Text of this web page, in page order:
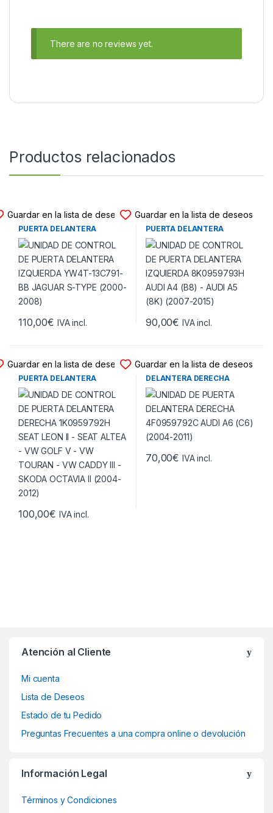
There are no reviews yet.
Productos relacionados
Guardar en la lista de deseos
UNIDAD DE CONTROL DE
PUERTA DELANTERA
IZQUIERDA YW4T-13C791-BB
JAGUAR S-TYPE (2000-
2008)
110,00€ IVA incl.
Guardar en la lista de deseos
UNIDAD DE CONTROL DE
PUERTA DELANTERA
IZQUIERDA 8K0959793H
AUDI A4 (B8) – AUDI A5 (8K)
(2007-2015)
90,00€ IVA incl.
Guardar en la lista de deseos
UNIDAD DE CONTROL DE
PUERTA DELANTERA
DERECHA 1K0959792H SEAT
LEON II – SEAT ALTEA – VW
GOLF V – VW TOURAN – VW
CADDY III – SKODA OCTAVIA
II (2004-2012)
100,00€ IVA incl.
Guardar en la lista de deseos
UNIDAD DE PUERTA
DELANTERA DERECHA
4F0959792C AUDI A6 (C6)
(2004-2011)
70,00€ IVA incl.
Atención al Cliente
Mi cuenta
Lista de Deseos
Estado de tu Pedido
Preguntas Frecuentes a una compra online o devolución
Información Legal
Términos y Condiciones